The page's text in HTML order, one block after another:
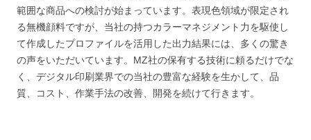
範囲な商品への検討が始まっています。表現色領域が限定され
る無機顔料ですが、当社の持つカラーマネジメント力を駆使し
て作成したプロファイルを活用した出力結果には、多くの驚き
の声をいただいています。MZ社の保有する技術に頼るだけでな
く、デジタル印刷業界での当社の豊富な経験を生かして、品
質、コスト、作業手法の改善、開発を続けて行きます。